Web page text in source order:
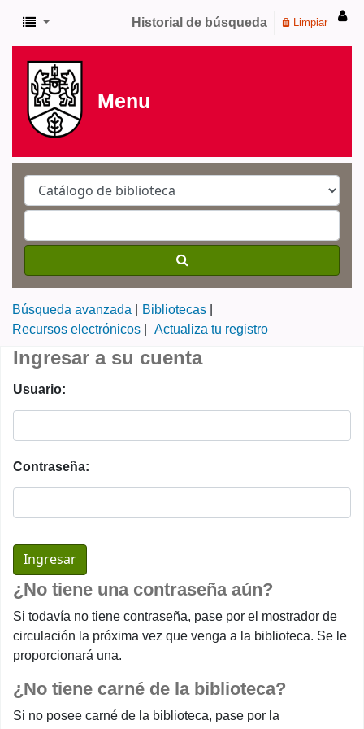
Historial de búsqueda Limpiar
Menu
Búsqueda avanzada
Bibliotecas
Recursos electrónicos
Actualiza tu registro
Ingresar a su cuenta
Usuario:
Contraseña:
¿No tiene una contraseña aún?
Si todavía no tiene contraseña, pase por el mostrador de
circulación la próxima vez que venga a la biblioteca. Se le
proporcionará una.
¿No tiene carné de la biblioteca?
Si no posee carné de la biblioteca, pase por la